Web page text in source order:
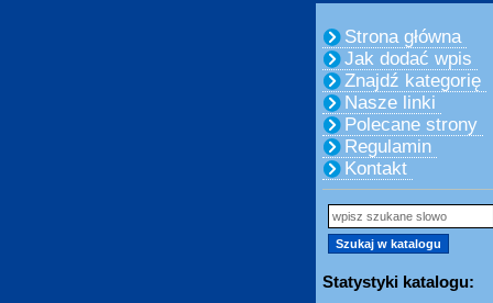
Strona główna
Jak dodać wpis
Znajdź kategorię
Nasze linki
Polecane strony
Regulamin
Kontakt
Statystyki katalogu: